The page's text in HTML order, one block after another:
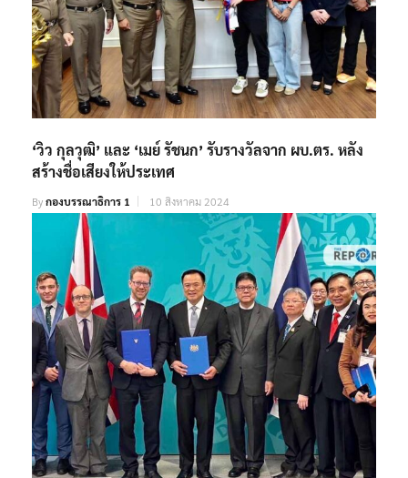
‘วิว กุลวุฒิ’ และ ‘เมย์ รัชนก’ รับรางวัลจาก ผบ.ตร. หลัง
สร้างชื่อเสียงให้ประเทศ
Byกองบรรณาธิการ 1 10 สิงหาคม 2024